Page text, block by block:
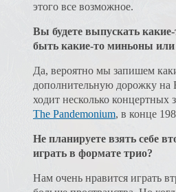
этого все возможное.
Вы будете выпускать
быть какие-то миньоны
Да, вероятно мы запишем
дополнительную дорожку на
ходит несколько
The Pandemonium, в конце
Не планируете взять себе
играть в формате трио?
Нам очень нравится играть